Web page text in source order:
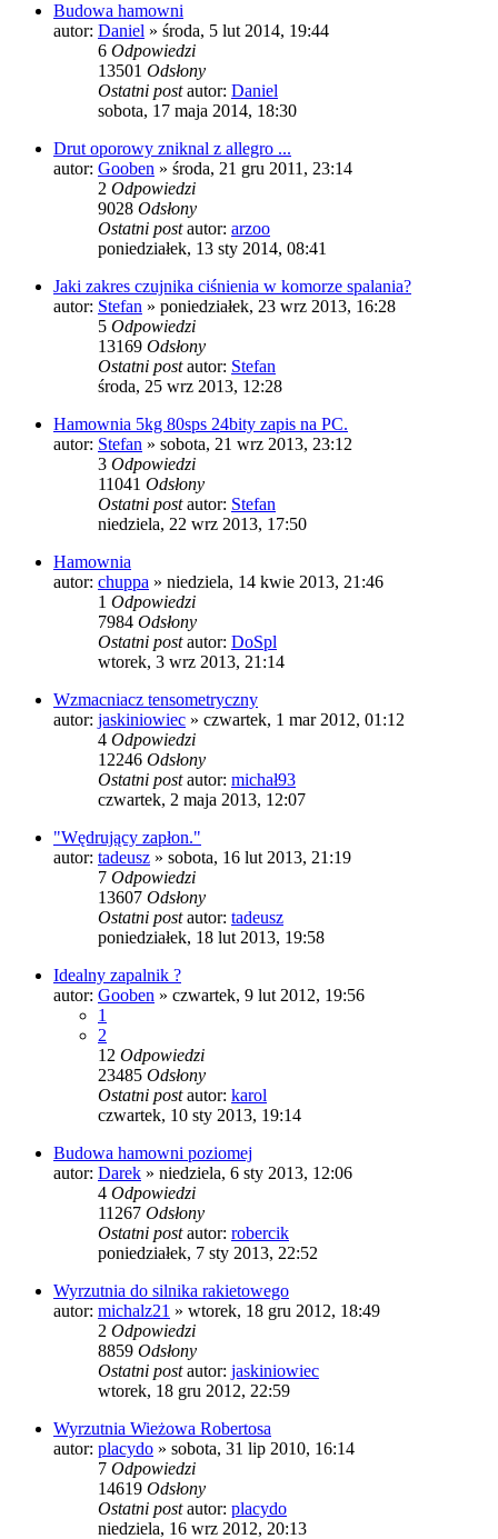
Budowa hamowni
autor: Daniel » środa, 5 lut 2014, 19:44
6 Odpowiedzi
13501 Odsłony
Ostatni postautor: Daniel
sobota, 17 maja 2014, 18:30
Drut oporowy zniknal z allegro ...
autor: Gooben » środa, 21 gru 2011, 23:14
2 Odpowiedzi
9028 Odsłony
Ostatni postautor: arzoo
poniedziałek, 13 sty 2014, 08:41
Jaki zakres czujnika ciśnienia w komorze spalania?
autor: Stefan » poniedziałek, 23 wrz 2013, 16:28
5 Odpowiedzi
13169 Odsłony
Ostatni postautor: Stefan
środa, 25 wrz 2013, 12:28
Hamownia 5kg 80sps 24bity zapis na PC.
autor: Stefan » sobota, 21 wrz 2013, 23:12
3 Odpowiedzi
11041 Odsłony
Ostatni postautor: Stefan
niedziela, 22 wrz 2013, 17:50
Hamownia
autor: chuppa » niedziela, 14 kwie 2013, 21:46
1 Odpowiedzi
7984 Odsłony
Ostatni postautor: DoSpl
wtorek, 3 wrz 2013, 21:14
Wzmacniacz tensometryczny
autor: jaskiniowiec » czwartek, 1 mar 2012, 01:12
4 Odpowiedzi
12246 Odsłony
Ostatni postautor: michał93
czwartek, 2 maja 2013, 12:07
"Wędrujący zapłon."
autor: tadeusz » sobota, 16 lut 2013, 21:19
7 Odpowiedzi
13607 Odsłony
Ostatni postautor: tadeusz
poniedziałek, 18 lut 2013, 19:58
Idealny zapalnik ?
autor: Gooben » czwartek, 9 lut 2012, 19:56
1
2
12 Odpowiedzi
23485 Odsłony
Ostatni postautor: karol
czwartek, 10 sty 2013, 19:14
Budowa hamowni poziomej
autor: Darek » niedziela, 6 sty 2013, 12:06
4 Odpowiedzi
11267 Odsłony
Ostatni postautor: robercik
poniedziałek, 7 sty 2013, 22:52
Wyrzutnia do silnika rakietowego
autor: michalz21 » wtorek, 18 gru 2012, 18:49
2 Odpowiedzi
8859 Odsłony
Ostatni postautor: jaskiniowiec
wtorek, 18 gru 2012, 22:59
Wyrzutnia Wieżowa Robertosa
autor: placydo » sobota, 31 lip 2010, 16:14
7 Odpowiedzi
14619 Odsłony
Ostatni postautor: placydo
niedziela, 16 wrz 2012, 20:13